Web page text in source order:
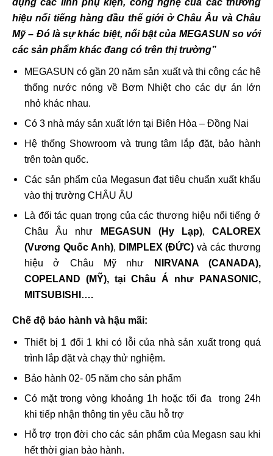
hiệu nổi tiếng hàng đầu thế giới ở Châu Âu và Châu
Mỹ – Đó là sự khác biệt, nổi bật của MEGASUN so với
các sản phẩm khác đang có trên thị trường”
MEGASUN có gần 20 năm sản xuất và thi công các hệ
thống nước nóng về Bơm Nhiệt cho các dự án lớn
nhỏ khác nhau.
Có 3 nhà máy sản xuất lớn tại Biên Hòa – Đồng Nai
Hệ thống Showroom và trung tâm lắp đặt, bảo hành
trên toàn quốc.
Các sản phẩm của Megasun đạt tiêu chuẩn xuất khẩu
vào thị trường CHÂU ÂU
Là đối tác quan trọng của các thương hiệu nổi tiếng ở
Châu Âu như
MEGASUN (Hy Lạp),CALOREX
(Vương Quốc Anh), DIMPLEX (ĐỨC)và các thương
hiệu ở Châu Mỹ như
NIRVANA (CANADA),
COPELAND (MỸ), tại Châu Á như PANASONIC,
MITSUBISHI….
Chế độ bảo hành và hậu mãi:
Thiết bị 1 đổi 1 khi có lỗi của nhà sản xuất trong quá
trình lắp đặt và chạy thử nghiệm.
Bảo hành 02- 05 năm cho sản phẩm
Có mặt trong vòng khoảng 1h hoặc tối đa trong 24h
khi tiếp nhận thông tin yêu cầu hỗ trợ
Hỗ trợ trọn đời cho các sản phẩm của Megasn sau khi
hết thời gian bảo hành.